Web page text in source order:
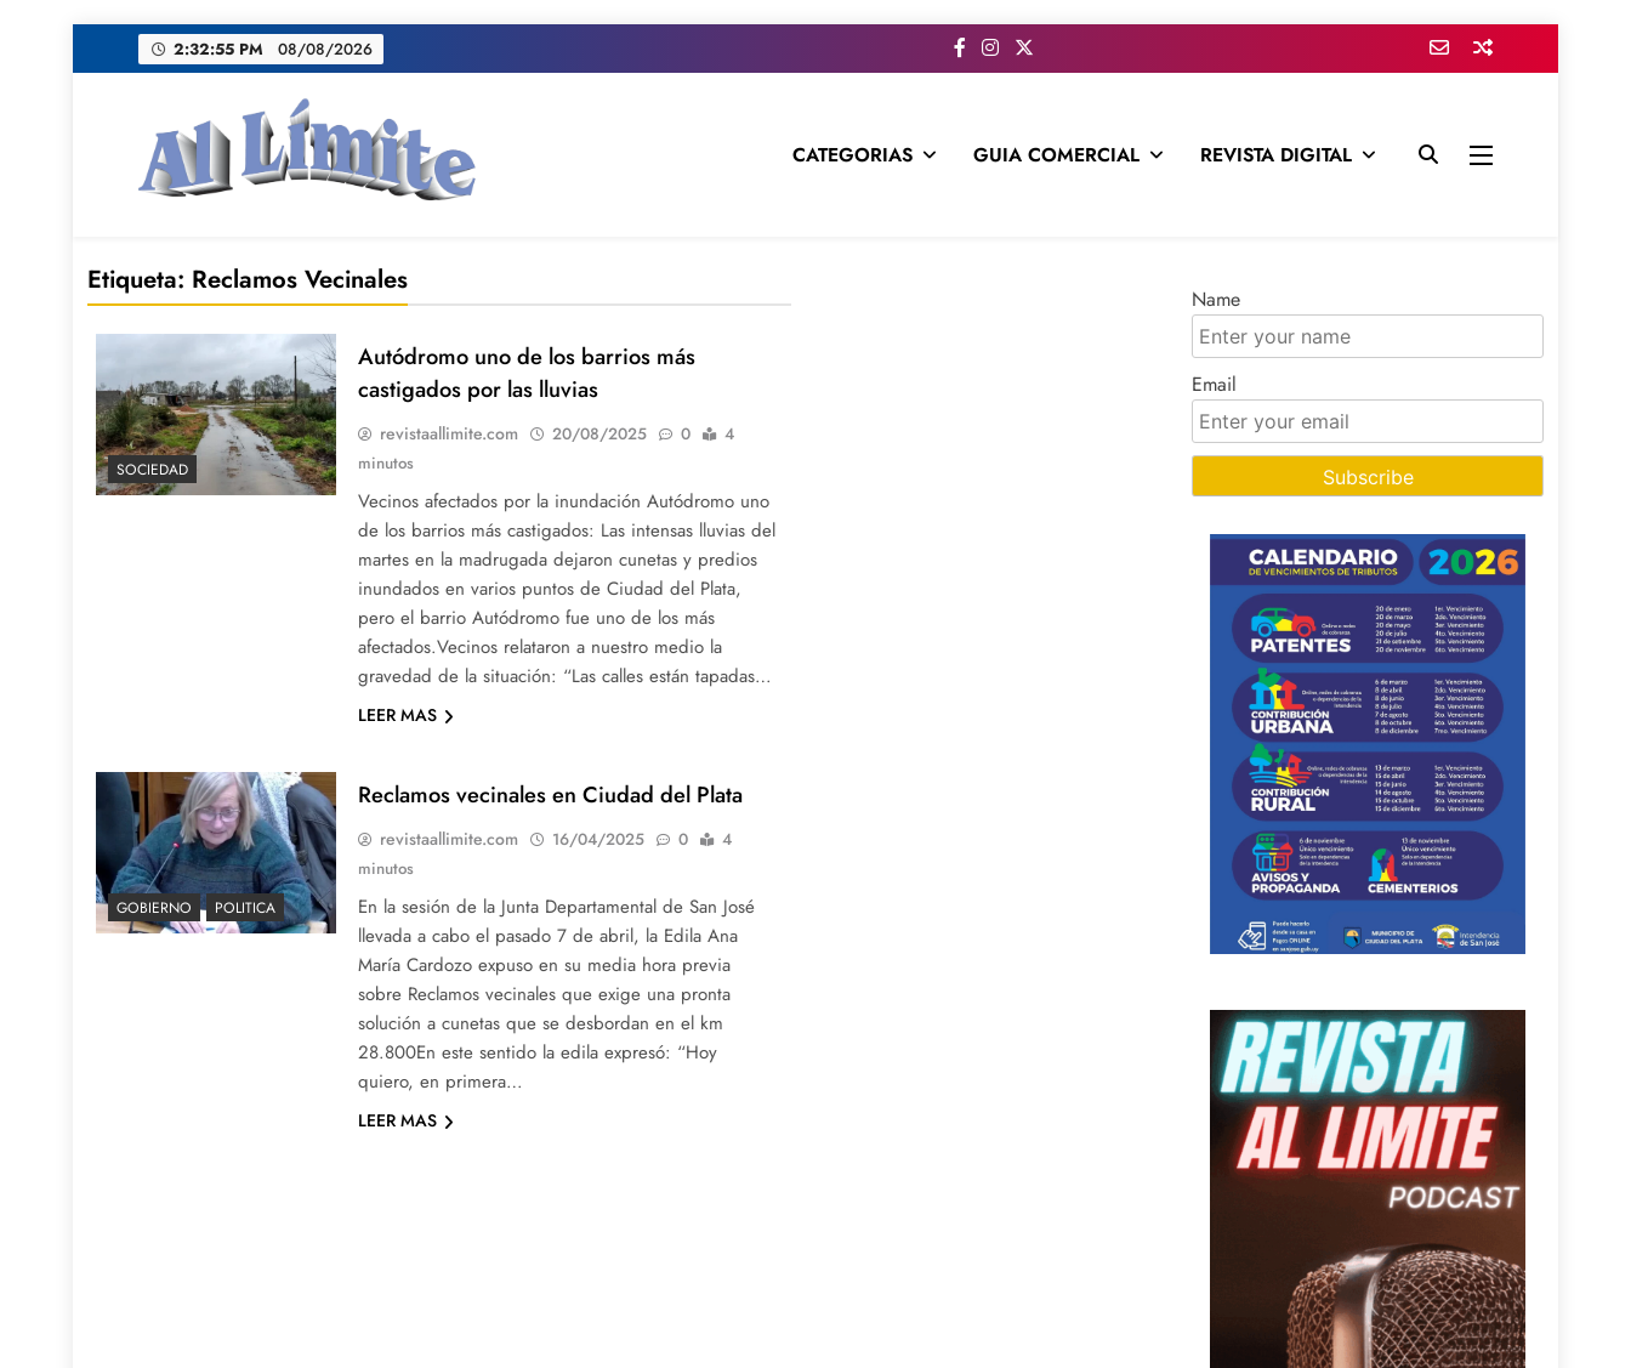
al
2:32:56 PM 08/08/2026
CATEGORIAS GUIA COMERCIAL REVISTA DIGITAL
Etiqueta: Reclamos Vecinales
SOCIEDAD
Autódromo uno de los barrios más
castigados por las lluvias
revistaallimite.com 20/08/2025 0
4
minutos
Vecinos afectados por la inundación Autódromo uno
de los barrios más castigados: Las intensas lluvias del
martes en la madrugada dejaron cunetas y predios
inundados en varios puntos de Ciudad del Plata,
pero el barrio Autódromo fue uno de los más
afectados.Vecinos relataron a nuestro medio la
gravedad de la situación: “Las calles están tapadas…
LEER MAS
GOBIERNO POLITICA
Reclamos vecinales en Ciudad del Plata
revistaallimite.com 16/04/2025 0
4
minutos
En la sesión de la Junta Departamental de San José
llevada a cabo el pasado 7 de abril, la Edila Ana
María Cardozo expuso en su media hora previa
sobre Reclamos vecinales que exige una pronta
solución a cunetas que se desbordan en el km
28.800En este sentido la edila expresó: “Hoy
quiero, en primera…
LEER MAS
Name
Email